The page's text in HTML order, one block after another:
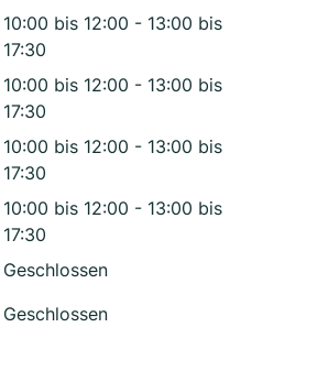
10:00 bis 12:00 - 13:00 bis
17:30
10:00 bis 12:00 - 13:00 bis
17:30
10:00 bis 12:00 - 13:00 bis
17:30
10:00 bis 12:00 - 13:00 bis
17:30
Geschlossen
Geschlossen